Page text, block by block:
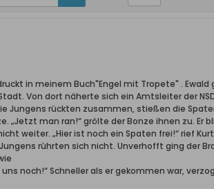
in meinem Buch"Engel mit Tropete" .
Von dort näherte sich ein Amtsleiter der
Jungens rückten zusammen, stießen die
man ran!“ grölte der Bonze ihnen zu. Er
weiter. „Hier ist noch ein Spaten frei!“ rief
rührten sich nicht. Unverhofft ging der
noch!“ Schneller als er gekommen war,